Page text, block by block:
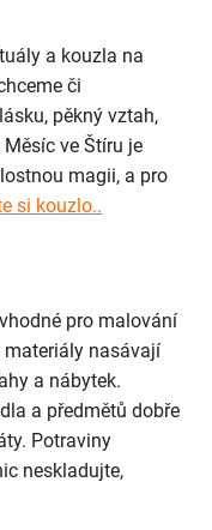
a kouzla na
či
pěkný vztah,
ve Štíru je
magii, a pro
si kouzlo..
pro malování
materiály nasávají
a nábytek.
a předmětů dobře
Potraviny
neskladujte,